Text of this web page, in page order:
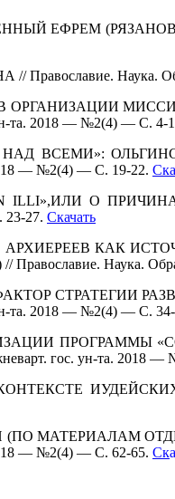
(РЯЗАНОВ) //
Наука.
ОРГАНИЗАЦИИ
та. 2018 — №2(4) — С. 4-
ВСЕМИ»:
— №2(4) — С. 19-22.
IN ILLI»,ИЛИ О
27. Скачать
АРХИЕРЕЕВ КАК
Наука.
СТРАТЕГИИ
та. 2018 — №2(4) — С.
гос. ун-та. 2018
ИУДЕЙСКИХ
(ПО МАТЕРИАЛАМ
— №2(4) — С. 62-65. Ска